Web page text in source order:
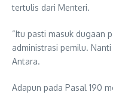
tertulis dari Menteri.
“Itu pasti masuk dugaan
administrasi pemilu.
Antara.
Adapun pada Pasal 190